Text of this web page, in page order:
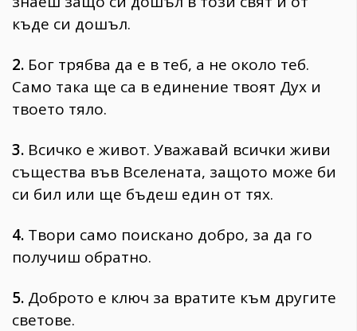
къде си дошъл.
2. Бог трябва да е в теб, а не около теб.
Само така ще са в единение твоят Дух и
твоето тяло.
3. Всичко е живот. Уважавай всички живи
същества във Вселената, защото може би
си бил или ще бъдеш един от тях.
4. Твори само поискано добро, за да го
получиш обратно.
5. Доброто е ключ за вратите към другите
светове.